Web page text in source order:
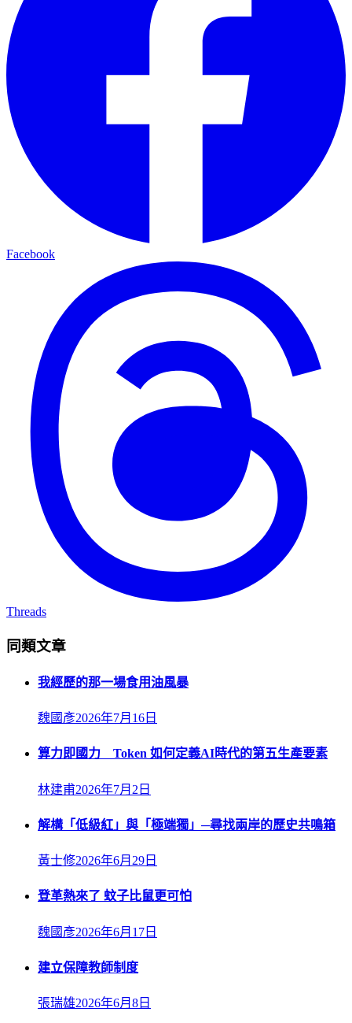
Facebook
Threads
同類文章
我經歷的那一場食用油風暴
魏國彥2026年7月16日
算力即國力 Token 如何定義AI時代的第五生產要素
林建甫2026年7月2日
解構「低級紅」與「極端獨」─尋找兩岸的歷史共鳴箱
黃士修2026年6月29日
登革熱來了 蚊子比鼠更可怕
魏國彥2026年6月17日
建立保障教師制度
張瑞雄2026年6月8日